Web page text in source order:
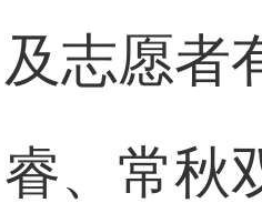
及志愿者
睿、常秋